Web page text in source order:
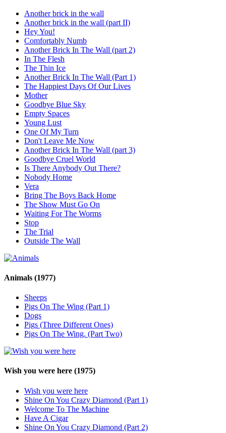
Another brick in the wall
Another brick in the wall (part II)
Hey You!
Comfortably Numb
Another Brick In The Wall (part 2)
In The Flesh
The Thin Ice
Another Brick In The Wall (Part 1)
The Happiest Days Of Our Lives
Mother
Goodbye Blue Sky
Empty Spaces
Young Lust
One Of My Turn
Don't Leave Me Now
Another Brick In The Wall (part 3)
Goodbye Cruel World
Is There Anybody Out There?
Nobody Home
Vera
Bring The Boys Back Home
The Show Must Go On
Waiting For The Worms
Stop
The Trial
Outside The Wall
Animals (1977)
Sheeps
Pigs On The Wing (Part 1)
Dogs
Pigs (Three Different Ones)
Pigs On The Wing. (Part Two)
Wish you were here (1975)
Wish you were here
Shine On You Crazy Diamond (Part 1)
Welcome To The Machine
Have A Cigar
Shine On You Crazy Diamond (Part 2)